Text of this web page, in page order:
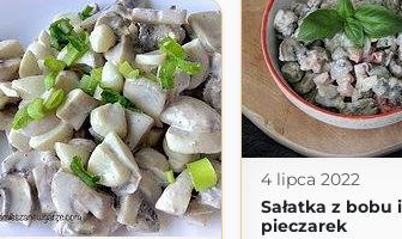
4 lipca 2022
Sałatka z bobu i
pieczarek